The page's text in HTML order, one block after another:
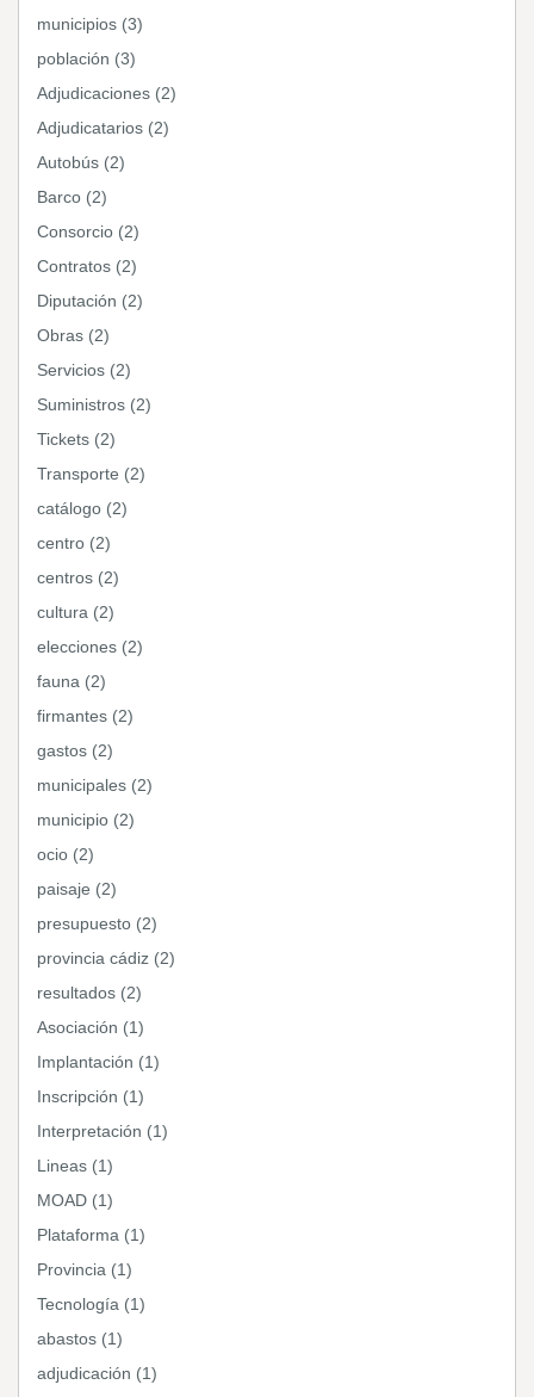
municipios (3)
población (3)
Adjudicaciones (2)
Adjudicatarios (2)
Autobús (2)
Barco (2)
Consorcio (2)
Contratos (2)
Diputación (2)
Obras (2)
Servicios (2)
Suministros (2)
Tickets (2)
Transporte (2)
catálogo (2)
centro (2)
centros (2)
cultura (2)
elecciones (2)
fauna (2)
firmantes (2)
gastos (2)
municipales (2)
municipio (2)
ocio (2)
paisaje (2)
presupuesto (2)
provincia cádiz (2)
resultados (2)
Asociación (1)
Implantación (1)
Inscripción (1)
Interpretación (1)
Lineas (1)
MOAD (1)
Plataforma (1)
Provincia (1)
Tecnología (1)
abastos (1)
adjudicación (1)